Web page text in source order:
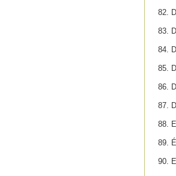
82.
83.
84.
85.
86.
87.
88.
89.
90.